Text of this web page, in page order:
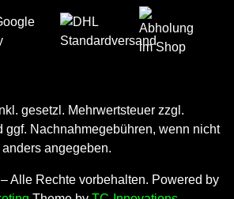
gesetzl. Mehrwertsteuer zzgl.
ggf. Nachnahmegebühren, wenn nicht
anders angegeben.
Alle Rechte vorbehalten. Powered by